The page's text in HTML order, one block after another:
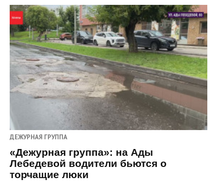
ДЕЖУРНАЯ ГРУППА
«Дежурная группа»: на Ады
Лебедевой водители бьются о
торчащие люки